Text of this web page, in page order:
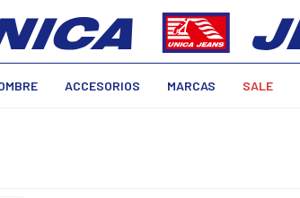
ACCESORIOS MARCAS SALE